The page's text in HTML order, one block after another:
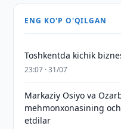
ENG KO'P O'QILGAN
Toshkentda kichik
23:07 · 31/07
Markaziy Osiyo va
mehmonxonasining
etdilar